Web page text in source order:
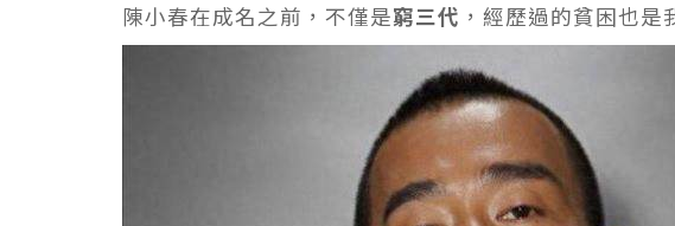
陳小春在成名之前，不僅是窮三代 ，經歷過的貧困也是